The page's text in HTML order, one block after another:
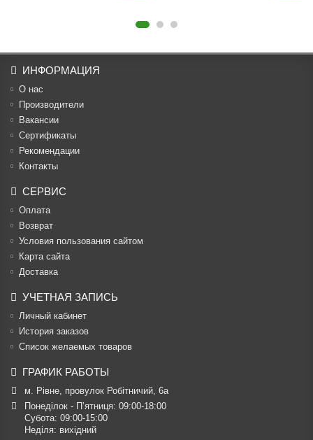
ИНФОРМАЦИЯ
О нас
Производители
Вакансии
Cертификаты
Рекомендации
Контакты
СЕРВИС
Оплата
Возврат
Условия пользования сайтом
Карта сайта
Доставка
УЧЕТНАЯ ЗАПИСЬ
Личный кабинет
История заказов
Список желаемых товаров
ГРАФИК РАБОТЫ
м. Рівне, провулок Робітничий, 6а
Понеділок - П’ятниця: 09:00-18:00
Субота: 09:00-15:00
Неділя: вихідний